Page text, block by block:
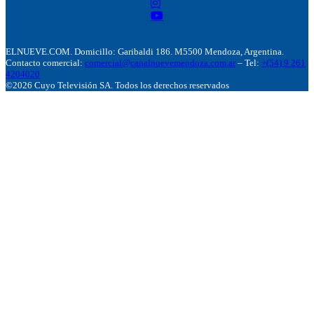
ELNUEVE.COM. Domicillo: Garibaldi 186. M5500 Mendoza, Argentina.
Contacto comercial: comercial@canalnuevemendoza.com.ar – Tel: +(54) 9 261
4204020
©2026 Cuyo Televisión SA. Todos los derechos reservados